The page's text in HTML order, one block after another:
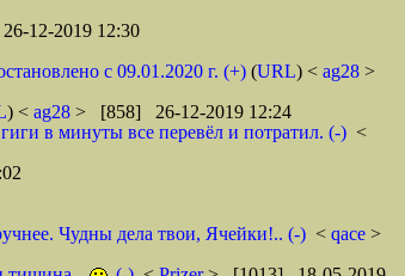
12-2019 12:30
с 09.01.2020 г. (+) (URL) < ag28 >
) < ag28 > [858] 26-12-2019 12:24
в минуты все перевёл и потратил. (-) <
Чудны дела твои, Ячейки!.. (-) < qace >